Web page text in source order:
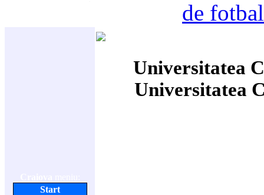
de
Start
Universitatea
Universitatea